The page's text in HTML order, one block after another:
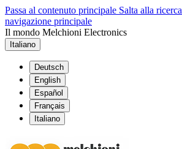
Passa al contenuto principale Salta alla ricerca
navigazione principale
Il mondo Melchioni Electronics
Italiano
Deutsch
English
Español
Français
Italiano